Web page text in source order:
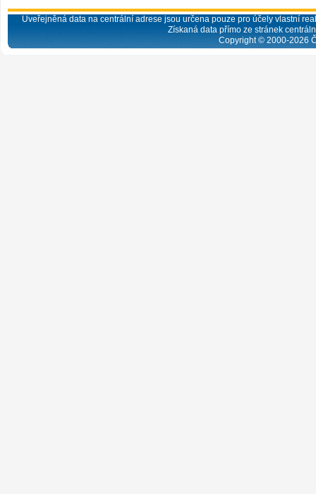
Uveřejněná data na centrální adrese jsou určena pouze pro účely vlastní
Získaná data přímo ze stránek
Copyright © 2000-2026